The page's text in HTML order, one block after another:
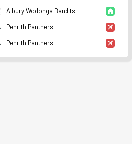
Albury Wodonga Bandits
Penrith Panthers
Penrith Panthers